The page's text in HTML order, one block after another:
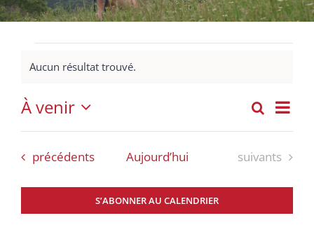
Notice
Aucun résultat trouvé.
de
vues
de
Liste
À venir
Sélectionnez
date.
Évènements
précédents Aujourd’hui Évènements
suivants
S’ABONNER AU CALENDRIER